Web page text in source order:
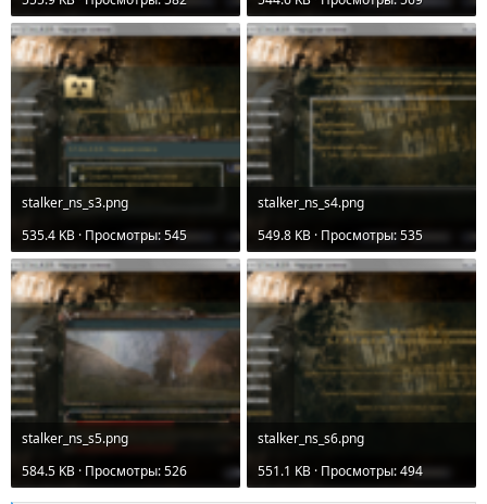
stalker_ns_s3.png
535.4 KB · Просмотры: 545
stalker_ns_s4.png
549.8 KB · Просмотры: 535
stalker_ns_s5.png
584.5 KB · Просмотры: 526
stalker_ns_s6.png
551.1 KB · Просмотры: 494